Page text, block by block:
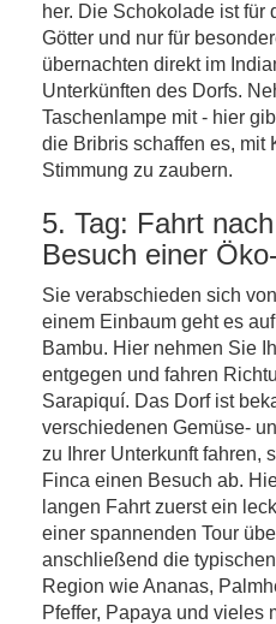
her. Die Schokolade ist für
Götter und nur für
übernachten direkt im
Unterkünften des Dorfs.
Taschenlampe mit - hier
die Bribris schaffen es, mit
Stimmung zu zaubern.
5. Tag: Fahrt
Besuch einer
Sie verabschieden sich
einem Einbaum geht es
Bambu. Hier nehmen Sie
entgegen und fahren
Sarapiquí. Das Dorf ist
verschiedenen Gemüse-
zu Ihrer Unterkunft fahren,
Finca einen Besuch ab.
langen Fahrt zuerst ein
einer spannenden Tour
anschließend die
Region wie Ananas,
Pfeffer, Papaya und vieles